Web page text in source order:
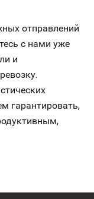
отправлений
с нами уже
и
гарантировать,